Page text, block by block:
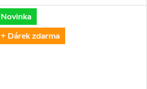
Novinka
+ Dárek zdarma